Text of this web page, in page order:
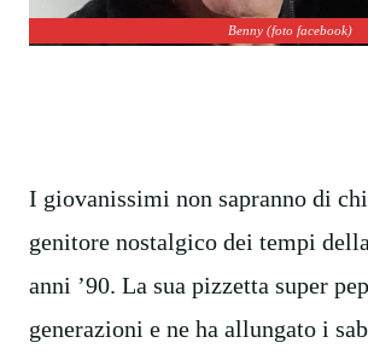
Benny (foto facebook)
I giovanissimi non sapranno di
genitore nostalgico dei tempi
anni ’90. La sua pizzetta super
generazioni e ne ha allungato i